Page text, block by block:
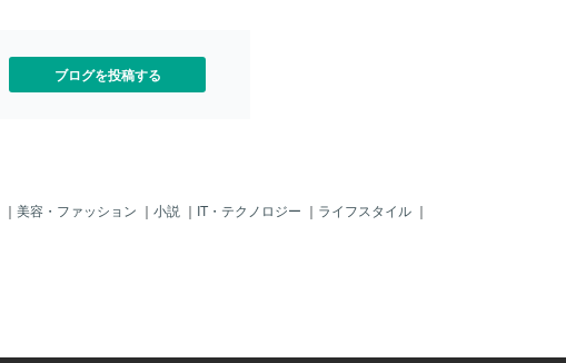
ブログを投稿する
｜ 美容・ファッション ｜ 小説 ｜ IT・テクノロジー ｜ ライフスタイル ｜